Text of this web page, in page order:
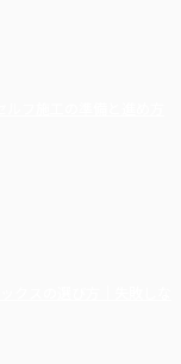
フ施工の準備と進め方